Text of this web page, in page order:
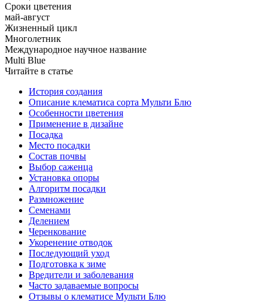
Сроки цветения
май-август
Жизненный цикл
Многолетник
Международное научное название
Multi Blue
Читайте в статье
История создания
Описание клематиса сорта Мульти Блю
Особенности цветения
Применение в дизайне
Посадка
Место посадки
Состав почвы
Выбор саженца
Установка опоры
Алгоритм посадки
Размножение
Семенами
Делением
Черенкование
Укоренение отводок
Последующий уход
Подготовка к зиме
Вредители и заболевания
Часто задаваемые вопросы
Отзывы о клематисе Мульти Блю